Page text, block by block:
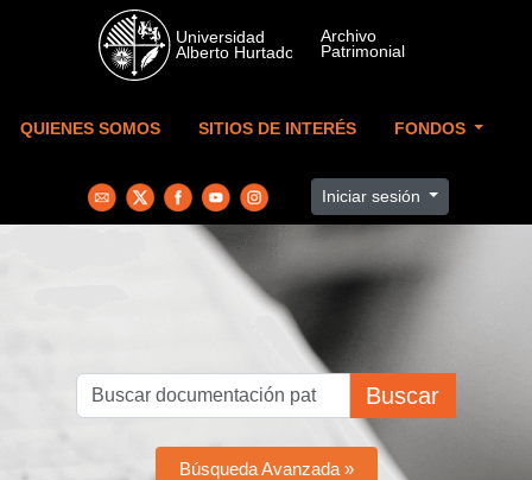
Skip to main content
QUIENES SOMOS SITIOS DE INTERÉS FONDOS
Iniciar sesión
Buscar
Búsqueda Avanzada »